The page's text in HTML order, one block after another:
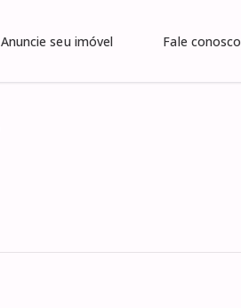
Anuncie seu imóvel Fale conosco